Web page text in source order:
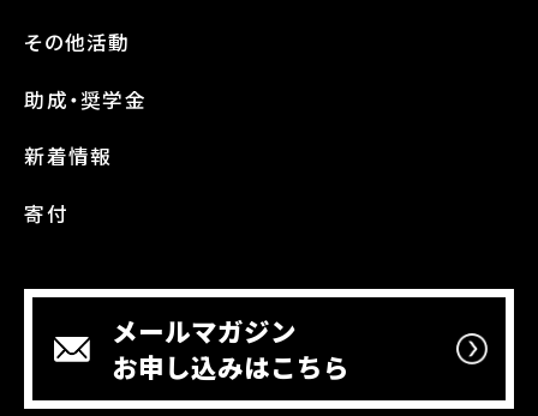
その他活動
助成・奨学金
新着情報
寄付
メールマガジン
お申し込みはこちら